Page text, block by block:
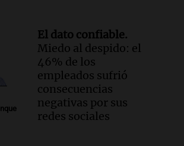
El dato confiable.
Miedo al despido: el
46% de los
empleados sufrió
consecuencias
negativas por sus
redes sociales